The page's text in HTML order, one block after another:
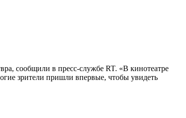
сообщили в пресс-службе RT. «В кинотеатре
зрители пришли впервые, чтобы увидеть